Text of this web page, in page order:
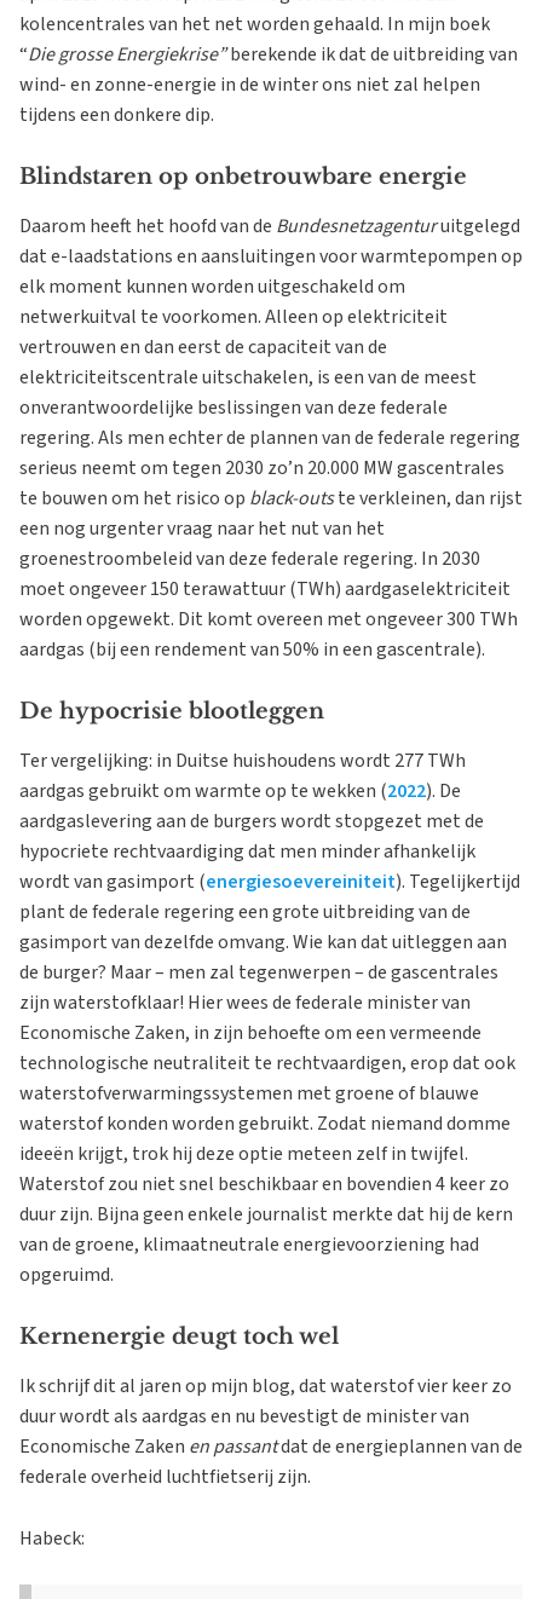
kolencentrales van het net worden gehaald. In mijn boek
“Die grosse Energiekrise”berekende ik dat de uitbreiding van
wind- en zonne-energie in de winter ons niet zal helpen
tijdens een donkere dip.
Blindstaren op onbetrouwbare energie
Daarom heeft het hoofd van de Bundesnetzagenturuitgelegd
dat e-laadstations en aansluitingen voor warmtepompen op
elk moment kunnen worden uitgeschakeld om
netwerkuitval te voorkomen. Alleen op elektriciteit
vertrouwen en dan eerst de capaciteit van de
elektriciteitscentrale uitschakelen, is een van de meest
onverantwoordelijke beslissingen van deze federale
regering. Als men echter de plannen van de federale regering
serieus neemt om tegen 2030 zo’n 20.000 MW gascentrales
te bouwen om het risico op black-outste verkleinen, dan rijst
een nog urgenter vraag naar het nut van het
groenestroombeleid van deze federale regering. In 2030
moet ongeveer 150 terawattuur (TWh) aardgaselektriciteit
worden opgewekt. Dit komt overeen met ongeveer 300 TWh
aardgas (bij een rendement van 50% in een gascentrale).
De hypocrisie blootleggen
Ter vergelijking: in Duitse huishoudens wordt 277 TWh
aardgas gebruikt om warmte op te wekken (2022). De
aardgaslevering aan de burgers wordt stopgezet met de
hypocriete rechtvaardiging dat men minder afhankelijk
wordt van gasimport (energiesoevereiniteit). Tegelijkertijd
plant de federale regering een grote uitbreiding van de
gasimport van dezelfde omvang. Wie kan dat uitleggen aan
de burger? Maar – men zal tegenwerpen – de gascentrales
zijn waterstofklaar! Hier wees de federale minister van
Economische Zaken, in zijn behoefte om een ​​vermeende
technologische neutraliteit te rechtvaardigen, erop dat ook
waterstofverwarmingssystemen met groene of blauwe
waterstof konden worden gebruikt. Zodat niemand domme
ideeën krijgt, trok hij deze optie meteen zelf in twijfel.
Waterstof zou niet snel beschikbaar en bovendien 4 keer zo
duur zijn. Bijna geen enkele journalist merkte dat hij de kern
van de groene, klimaatneutrale energievoorziening had
opgeruimd.
Kernenergie deugt toch wel
Ik schrijf dit al jaren op mijn blog, dat waterstof vier keer zo
duur wordt als aardgas en nu bevestigt de minister van
Economische Zaken en passantdat de energieplannen van de
federale overheid luchtfietserij zijn.
Habeck: